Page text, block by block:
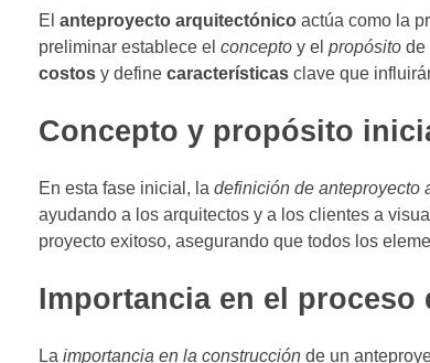
El anteproyecto arquitectónico actúa como la
preliminar establece el concepto y el propósito de
costos y define características clave que
Concepto y propósito
En esta fase inicial, la definición de anteproyecto
ayudando a los arquitectos y a los clientes a
proyecto exitoso, asegurando que todos los
Importancia en el proceso
La importancia en la construcción de un